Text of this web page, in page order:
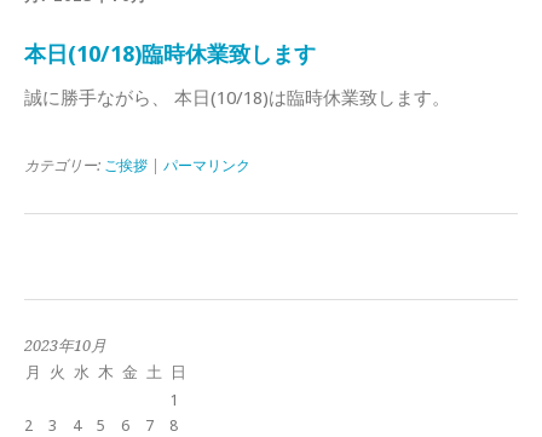
本日(10/18)臨時休業致します
誠に勝手ながら、 本日(10/18)は臨時休業致します。
カテゴリー: ご挨拶 パーマリンク
2023年10月
月
火 水 木 金 土
日
1
2
3 4 5 6 7
8